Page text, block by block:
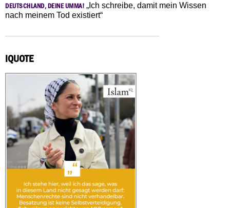
DEUTSCHLAND, DEINE UMMA! „Ich schreibe, damit mein Wissen
nach meinem Tod existiert“
IQUOTE